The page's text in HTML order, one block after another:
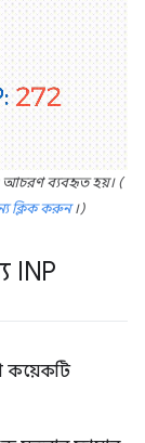
আচরণ ব্যবহৃত হয়। (
ক্লিক করুন।)
INP
কয়েকটি